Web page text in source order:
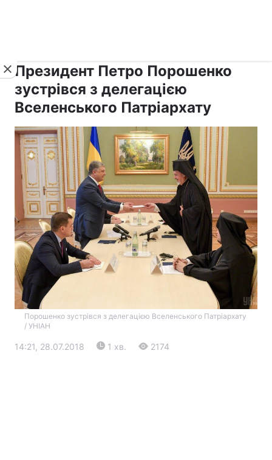
Президент Петро Порошенко
зустрівся з делегацією
Вселенського Патріархату
Порошенко зустрівся з делегацією Вселенського Патріархату
/ УНІАН
14:21, 28.07.2018 1 хв. 2174